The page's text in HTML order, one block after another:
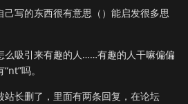
写的东西很有意思（）能启发很多思
么吸引来有趣的人……有趣的人干嘛偏偏
吗。
站长删了，里面有两条回复，在论坛